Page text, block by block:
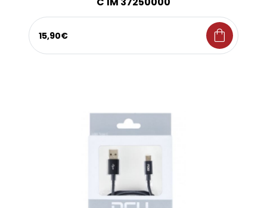
15,90€ shopping_bag